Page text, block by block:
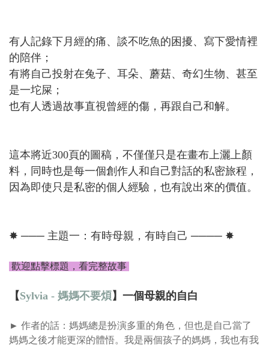
有人記錄下月經的痛、談不吃魚的困擾、寫下愛情裡
的陪伴；
有將自己投射在兔子、耳朵、蘑菇、奇幻生物、甚至
是一坨屎；
也有人透過故事直視曾經的傷，再跟自己和解。
這本將近300頁的圖稿，不僅僅只是在畫布上灑上顏
料，同時也是每一個創作人和自己對話的私密旅程，
因為即使只是私密的個人經驗，也有說出來的價值。
✸ ─── 主題一：有時母親，有時自己 ──── ✸
歡迎點擊標題，看完整故事​
【Sylvia - 媽媽不要煩 】一個母親的自白
► 作者的話： 媽媽總是扮演多重的角色，但也是自己當了
媽媽之後才能更深的體悟。我是兩個孩子的媽媽，我也有我